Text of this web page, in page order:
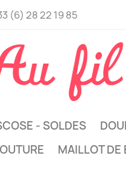
(6) 28 22 19 85
- SOLDES
MAILLOT DE